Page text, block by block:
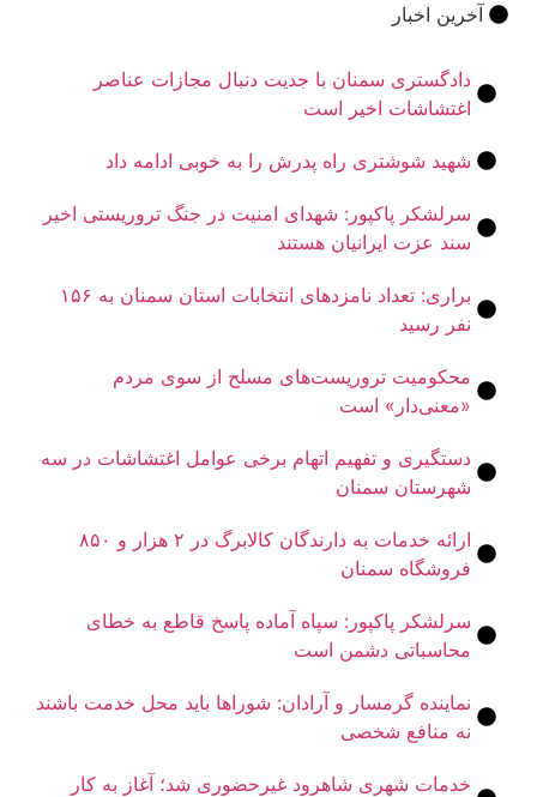
اخبار
سمنان با جدیت دنبال مجازات عناصر
اخیر است
شوشتری راه پدرش را به خوبی ادامه داد
پاکپور: شهدای امنیت در جنگ تروریستی اخیر
عزت ایرانیان هستند
براری: تعداد نامزدهای انتخابات استان سمنان به ۱۵۶
رسید
تروریست‌های مسلح از سوی مردم
است
و تفهیم اتهام برخی عوامل اغتشاشات در سه
سمنان
ارائه خدمات به دارندگان کالابرگ در ۲ هزار و ۸۵۰
سمنان
پاکپور: سپاه آماده پاسخ قاطع به خطای
دشمن است
گرمسار و آرادان: شوراها باید محل خدمت باشند
منافع شخصی
شهری شاهرود غیرحضوری شد؛ آغاز به کار